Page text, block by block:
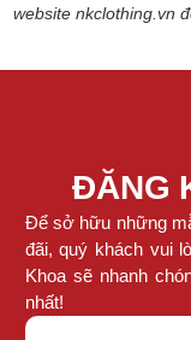
website nkclothing.vn
ĐĂNG
Để sở hữu những
đãi, quý khách vui
Khoa sẽ nhanh
nhất!